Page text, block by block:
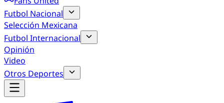
Futbol Nacional
Selección Mexicana
Futbol Internacional
Opinión
Video
Otros Deportes